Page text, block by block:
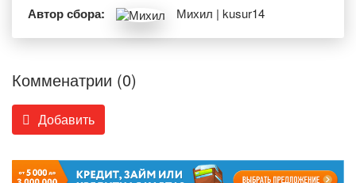
Автор сбора: Михил | kusur14
Комменатрии (0)
Добавить